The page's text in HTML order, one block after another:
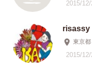
2015/
risassy
東京都
2015/